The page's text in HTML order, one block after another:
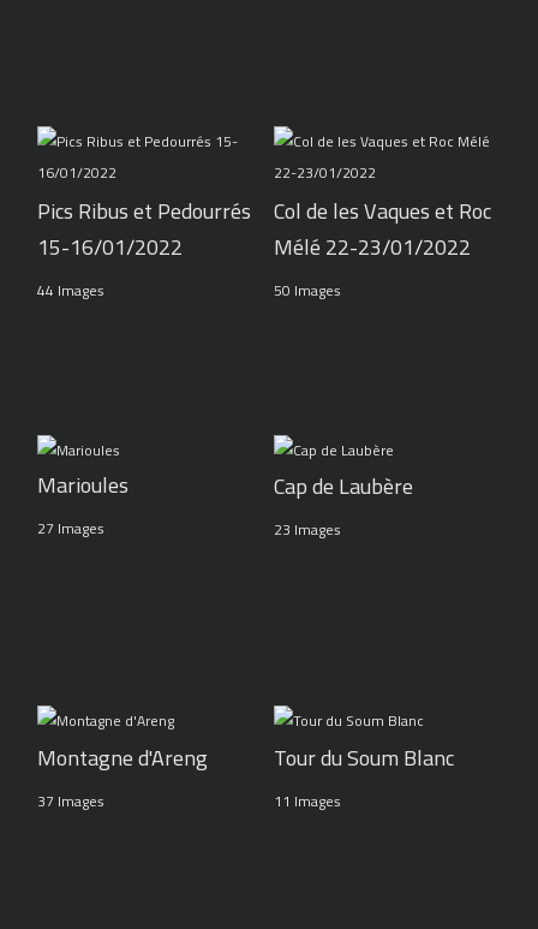
Pics Ribus et Pedourrés
15-16/01/2022
44 Images
Col de les Vaques et Roc
Mélé 22-23/01/2022
50 Images
Marioules
27 Images
Cap de Laubère
23 Images
Montagne d'Areng
37 Images
Tour du Soum Blanc
11 Images